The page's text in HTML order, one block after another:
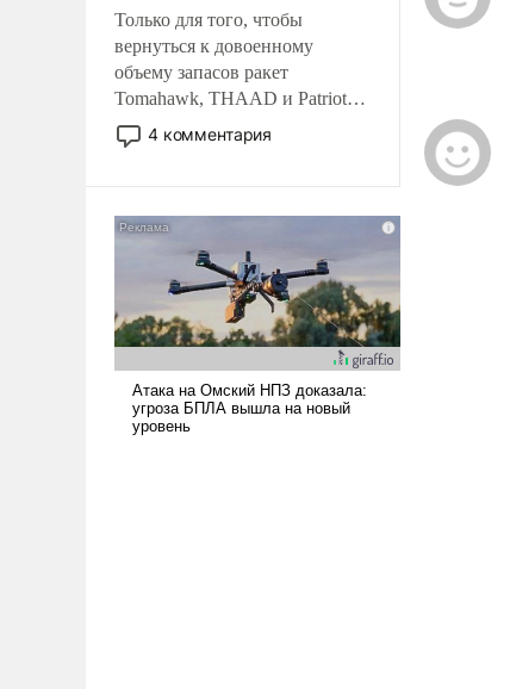
Только для того, чтобы
вернуться к довоенному
объему запасов ракет
Tomahawk, THAAD и Patriot
США потребуется более трех
лет. Даже небольшая война с
Сложившаяся ситуация
означает многолетний период
уязвимости США, например,
перед Китаем.
4 комментария